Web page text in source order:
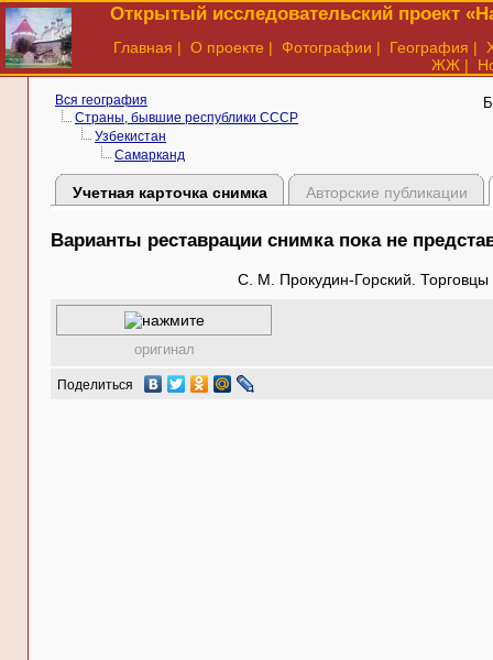
Открытый исследовательский проект
Главная | О проекте | Фотографии | География |
ЖЖ |
Вся география
Страны, бывшие республики СССР
Узбекистан
Самарканд
Учетная карточка снимка Авторские публикации
Варианты реставрации снимка пока не
С. М. Прокудин-Горский.
оригинал
Поделиться